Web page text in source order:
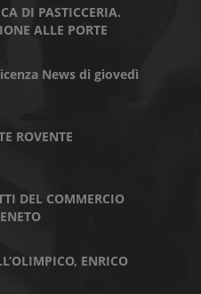
DI PASTICCERIA.
ALLE PORTE
News di giovedì
ROVENTE
DEL COMMERCIO
ENRICO